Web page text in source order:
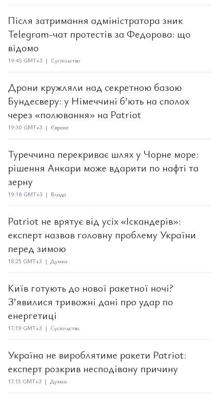
Після затримання адміністратора зник
Telegram-чат протестів за Федорова: що
відомо
19:45 GMT+3 | Суспільство
Дрони кружляли над секретною базою
Бундесверу: у Німеччині б’ють на сполох
через «полювання» на Patriot
19:30 GMT+3 | Європа
Туреччина перекриває шлях у Чорне море:
рішення Анкари може вдарити по нафті та
зерну
19:18 GMT+3 | Влада
Patriot не врятує від усіх «Іскандерів»:
експерт назвав головну проблему України
перед зимою
18:25 GMT+3 | Думка
Київ готують до нової ракетної ночі?
З’явилися тривожні дані про удар по
енергетиці
17:19 GMT+3 | Суспільство
Україна не вироблятиме ракети Patriot:
експерт розкрив несподівану причину
17:15 GMT+3 | Думка